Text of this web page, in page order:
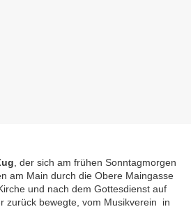
, der sich am frühen Sonntagmorgen
am Main durch die Obere Maingasse
und nach dem Gottesdienst auf
zurück bewegte, vom Musikverein in